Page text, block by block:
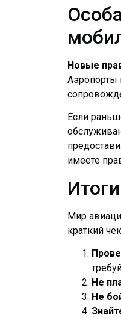
Новые
Аэропорты
Если
имеете
Мир
краткий
Не
Не